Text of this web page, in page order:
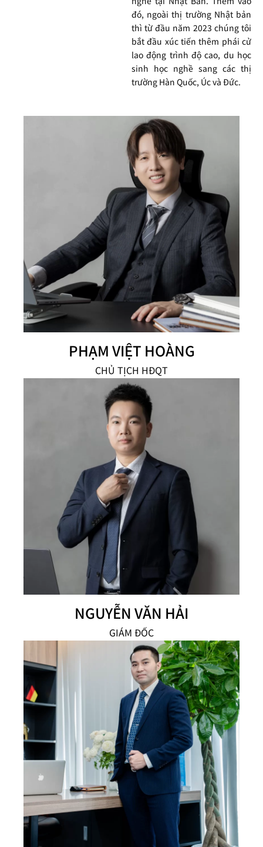
đó, ngoài thị trường Nhật bản
thì từ đầu năm 2023 chúng tôi
bắt đầu xúc tiến thêm phái cử
lao động trình độ cao, du học
sinh học nghề sang các thị
trường Hàn Quốc, Úc và Đức.
PHẠM VIỆT HOÀNG
CHỦ TỊCH HĐQT
NGUYỄN VĂN HẢI
GIÁM ĐỐC